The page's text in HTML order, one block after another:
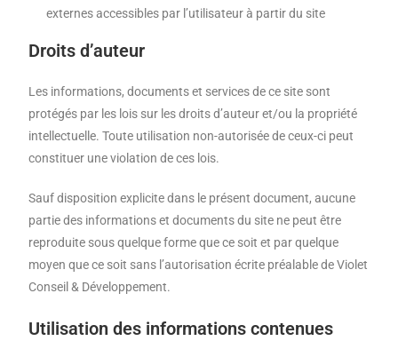
externes accessibles par l’utilisateur à partir du site
Droits d’auteur
Les informations, documents et services de ce site sont
protégés par les lois sur les droits d’auteur et/ou la propriété
intellectuelle. Toute utilisation non-autorisée de ceux-ci peut
constituer une violation de ces lois.
Sauf disposition explicite dans le présent document, aucune
partie des informations et documents du site ne peut être
reproduite sous quelque forme que ce soit et par quelque
moyen que ce soit sans l’autorisation écrite préalable de Violet
Conseil & Développement.
Utilisation des informations contenues